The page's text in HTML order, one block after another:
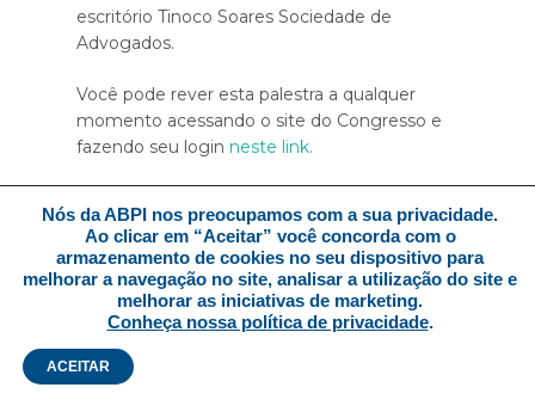
escritório Tinoco Soares Sociedade de
Advogados.
Você pode rever esta palestra a qualquer
momento acessando o site do Congresso e
fazendo seu login neste link.
← VOLTAR
Esta Newsletter é desenvolvida pela ABPI e direcionada
a todos os seus associados.
Nós da ABPI nos preocupamos com a sua privacidade.
Ao clicar em “Aceitar” você concorda com o
armazenamento de cookies no seu dispositivo para
melhorar a navegação no site, analisar a utilização do site e
melhorar as iniciativas de marketing.
Conheça nossa política de privacidade.
ACEITAR